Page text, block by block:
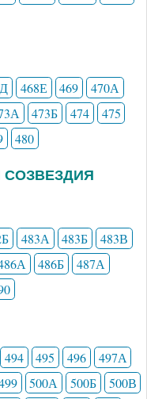
468Е 469
470А
473Б 474
475
480
483А 483Б
483В
486Б
487А
494 495 496
497А
500А 500Б
500В